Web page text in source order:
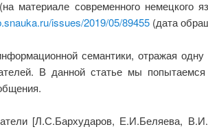
материале современного
issues/2019/05/89455(дата
семантики, отражая
В данной статье мы
[Л.С.Бархударов, Е.И.Беляева,